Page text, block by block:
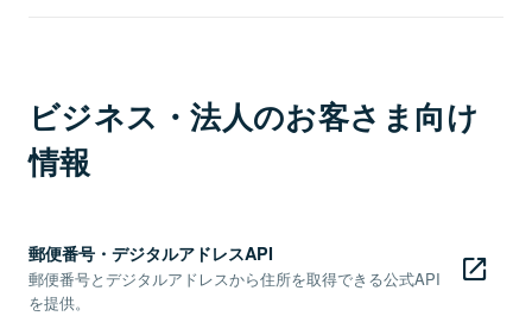
ビジネス・法人のお客さま向け
情報
郵便番号・デジタルアドレスAPI
郵便番号とデジタルアドレスから住所を取得できる公式API
を提供。